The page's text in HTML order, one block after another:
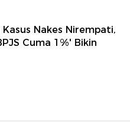
Nakes Nirempati,
Cuma 1%' Bikin